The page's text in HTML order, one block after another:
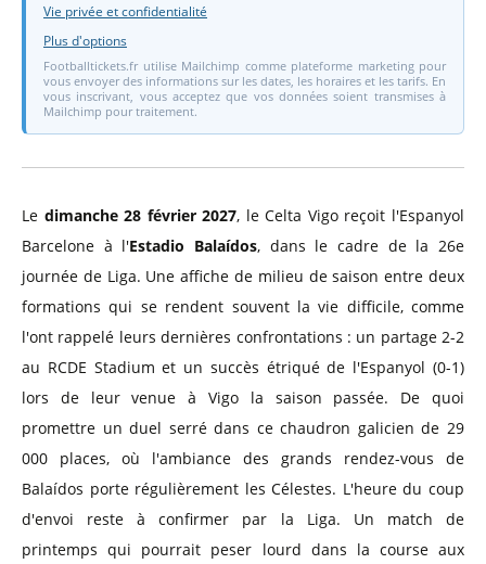
Vie privée et confidentialité
Plus d'options
Footballtickets.fr utilise Mailchimp comme plateforme marketing pour
vous envoyer des informations sur les dates, les horaires et les tarifs. En
vous inscrivant, vous acceptez que vos données soient transmises à
Mailchimp pour traitement.
Le dimanche 28 février 2027, le Celta Vigo reçoit l'Espanyol
Barcelone à l'Estadio Balaídos, dans le cadre de la 26e
journée de Liga. Une affiche de milieu de saison entre deux
formations qui se rendent souvent la vie difficile, comme
l'ont rappelé leurs dernières confrontations : un partage 2-2
au RCDE Stadium et un succès étriqué de l'Espanyol (0-1)
lors de leur venue à Vigo la saison passée. De quoi
promettre un duel serré dans ce chaudron galicien de 29
000 places, où l'ambiance des grands rendez-vous de
Balaídos porte régulièrement les Célestes. L'heure du coup
d'envoi reste à confirmer par la Liga. Un match de
printemps qui pourrait peser lourd dans la course aux